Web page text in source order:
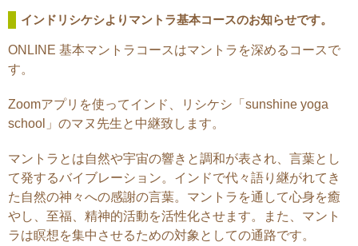
インドリシケシよりマントラ基本コースのお知らせです。
ONLINE 基本マントラコースはマントラを深めるコースで
す。
Zoomアプリを使ってインド、リシケシ「sunshine yoga
school」のマヌ先生と中継致します。
マントラとは自然や宇宙の響きと調和が表され、言葉とし
て発するバイブレーション。インドで代々語り継がれてき
た自然の神々への感謝の言葉。マントラを通して心身を癒
やし、至福、精神的活動を活性化させます。また、マント
ラは瞑想を集中させるための対象としての通路です。